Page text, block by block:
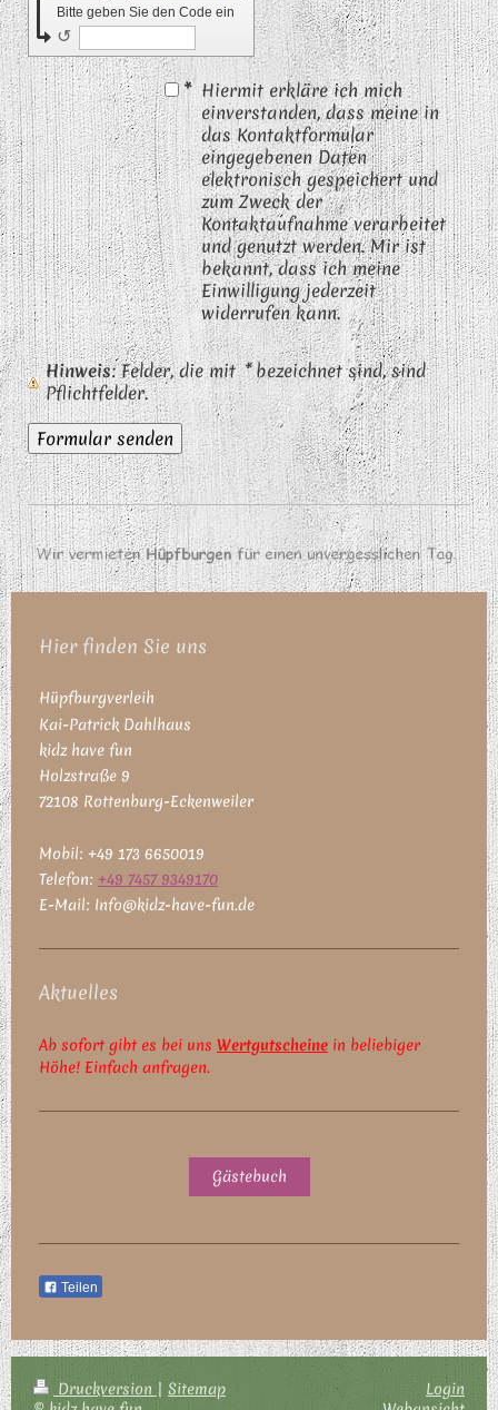
Bitte geben Sie den Code ein
↺
* Hiermit erkläre ich mich
einverstanden, dass meine in
das Kontaktformular
eingegebenen Daten
elektronisch gespeichert und
zum Zweck der
Kontaktaufnahme verarbeitet
und genutzt werden. Mir ist
bekannt, dass ich meine
Einwilligung jederzeit
widerrufen kann.
Hinweis : Felder, die mit*bezeichnet sind, sind
Pflichtfelder.
Hier finden Sie uns
Hüpfburgverleih
Kai-Patrick Dahlhaus
kidz have fun
Holzstraße 9
72108 Rottenburg-Eckenweiler
Mobil: +49 173 6650019
Telefon: +49 7457 9349170
E-Mail: Info@kidz-have-fun.de
Aktuelles
Ab sofort gibt es bei uns Wertgutscheine in beliebiger
Höhe! Einfach anfragen.
Gästebuch
Teilen
Druckversion | Sitemap
Login